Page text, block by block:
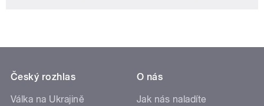
Český rozhlas
Válka na Ukrajině
O nás
Jak nás naladíte